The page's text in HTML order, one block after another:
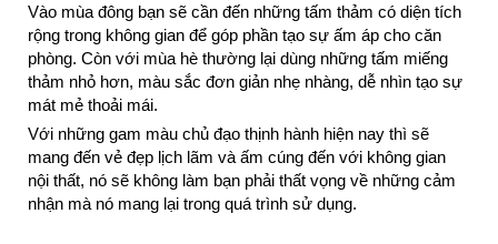
Vào mùa đông bạn sẽ cần đến những tấm thảm có diện tích
rộng trong không gian để góp phần tạo sự ấm áp cho căn
phòng. Còn với mùa hè thường lại dùng những tấm miếng
thảm nhỏ hơn, màu sắc đơn giản nhẹ nhàng, dễ nhìn tạo sự
mát mẻ thoải mái.
Với những gam màu chủ đạo thịnh hành hiện nay thì sẽ
mang đến vẻ đẹp lịch lãm và ấm cúng đến với không gian
nội thất, nó sẽ không làm bạn phải thất vọng về những cảm
nhận mà nó mang lại trong quá trình sử dụng.